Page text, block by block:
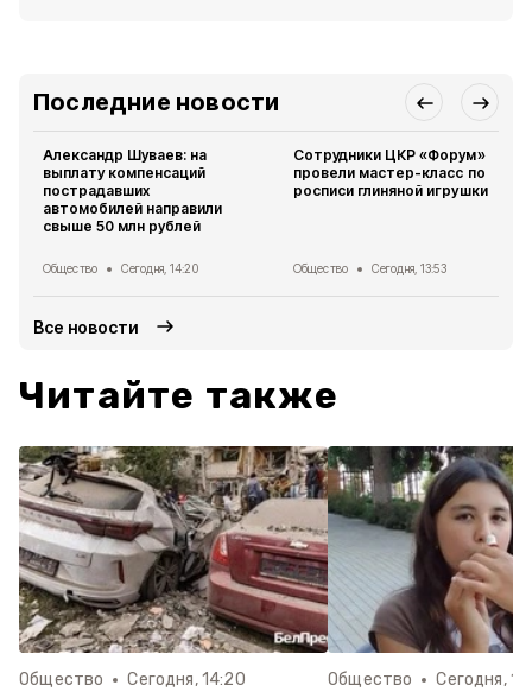
Последние новости
Александр Шуваев: на
выплату компенсаций
пострадавших
автомобилей направили
свыше 50 млн рублей
Общество Сегодня, 14:20
Сотрудники ЦКР «Форум»
провели мастер-класс по
росписи глиняной игрушки
Общество Сегодня, 13:53
Все новости
Читайте также
Общество Сегодня, 14:20 Общество Сегодня,